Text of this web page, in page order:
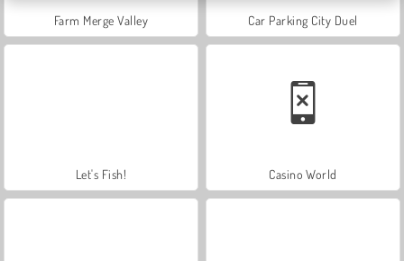
Farm Merge Valley Car Parking City Duel
Let's Fish! Casino World